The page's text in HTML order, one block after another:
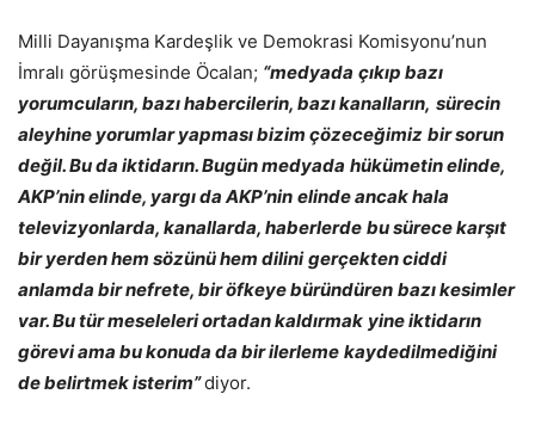
Milli Dayanışma Kardeşlik ve Demokrasi Komisyonu’nun
İmralı görüşmesinde Öcalan; “medyada çıkıp bazı
yorumcuların, bazı habercilerin, bazı kanalların, sürecin
aleyhine yorumlar yapması bizim çözeceğimiz bir sorun
değil. Bu da iktidarın. Bugün medyada hükümetin elinde,
AKP’nin elinde, yargı da AKP’nin elinde ancak hala
televizyonlarda, kanallarda, haberlerde bu sürece karşıt
bir yerden hem sözünü hem dilini gerçekten ciddi
anlamda bir nefrete, bir öfkeye büründüren bazı kesimler
var. Bu tür meseleleri ortadan kaldırmak yine iktidarın
görevi ama bu konuda da bir ilerleme kaydedilmediğini
de belirtmek isterim”diyor.